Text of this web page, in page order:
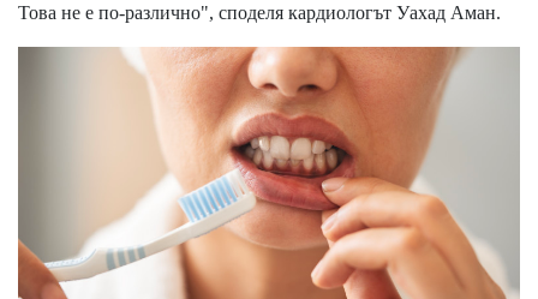
Това не е по-различно", споделя кардиологът Уахад Аман.